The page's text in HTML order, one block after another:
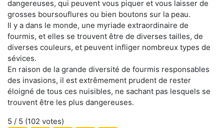
dangereuses, qui peuvent vous piquer et vous laisser de
grosses boursouflures ou bien boutons sur la peau.
Il y a dans le monde, une myriade extraordinaire de
fourmis, et elles se trouvent être de diverses tailles, de
diverses couleurs, et peuvent infliger nombreux types de
sévices.
En raison de la grande diversité de fourmis responsables
des invasions, il est extrêmement prudent de rester
éloigné de tous ces nuisibles, ne sachant pas lesquels se
trouvent être les plus dangereuses.
5 / 5 (102 votes)